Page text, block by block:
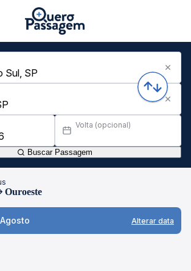
Volta (opcional)
Buscar Passagem
Ouroeste
Alterar data